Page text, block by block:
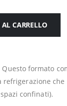
CARRELLO
Questo formato
refrigerazione che
confinati).